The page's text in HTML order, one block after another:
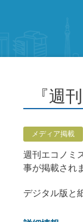
『週
メディア掲載
週刊エコノミ
事が掲載され
デジタル版と